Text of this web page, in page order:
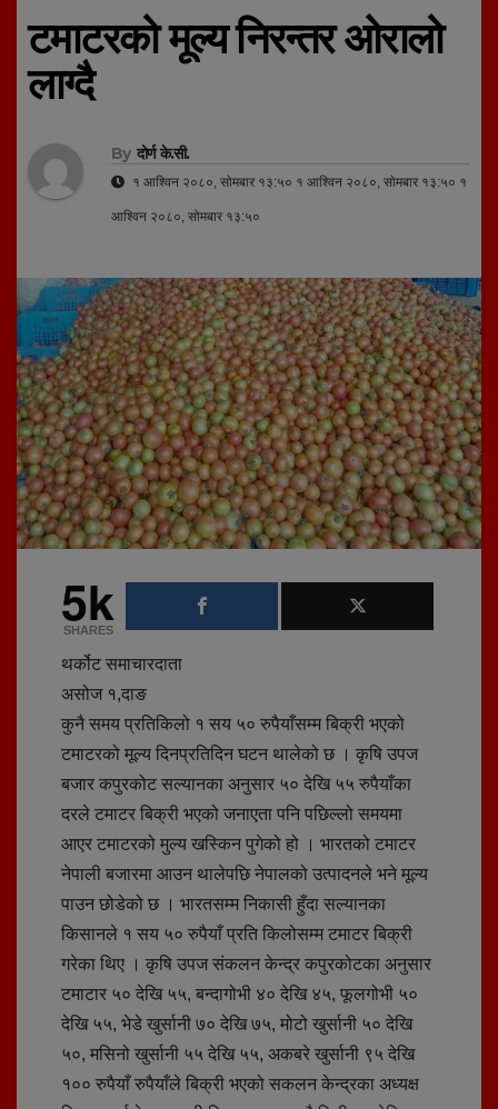
टमाटरको मूल्य निरन्तर ओरालो
लाग्दै
By दोर्ण के.सी.
१ आश्विन २०८०, सोमबार १३:५० १ आश्विन २०८०, सोमबार १३:५० १
आश्विन २०८०, सोमबार १३:५०
5k
SHARES
थर्कोट समाचारदाता
असोज १,दाङ
कुनै समय प्रतिकिलो १ सय ५० रुपैयाँसम्म बिक्री भएको
टमाटरको मूल्य दिनप्रतिदिन घटन थालेको छ । कृषि उपज
बजार कपुरकोट सल्यानका अनुसार ५० देखि ५५ रुपैयाँका
दरले टमाटर बिक्री भएको जनाएता पनि पछिल्लो समयमा
आएर टमाटरको मुल्य खस्किन पुगेको हो । भारतको टमाटर
नेपाली बजारमा आउन थालेपछि नेपालको उत्पादनले भने मूल्य
पाउन छोडेको छ । भारतसम्म निकासी हुँदा सल्यानका
किसानले १ सय ५० रुपैयाँ प्रति किलोसम्म टमाटर बिक्री
गरेका थिए । कृषि उपज संकलन केन्द्र कपुरकोटका अनुसार
टमाटार ५० देखि ५५, बन्दागोभी ४० देखि ४५, फूलगोभी ५०
देखि ५५, भेडे खुर्सानी ७० देखि ७५, मोटो खुर्सानी ५० देखि
५०, मसिनो खुर्सानी ५५ देखि ५५, अकबरे खुर्सानी ९५ देखि
१०० रुपैयाँ रुपैयाँले बिक्री भएको सकलन केन्द्रका अध्यक्ष